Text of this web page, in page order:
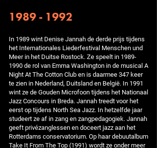
1989 - 1992
In 1989 wint Denise Jannah de derde prijs tijdens
het Internationales Liederfestival Menschen und
Meer in het Duitse Rostock. Ze speelt in 1989-
1990 de rol van Emma Washington in de musical A
Night At The Cotton Club en is daarmee 347 keer
te zien in Nederland, Duitsland en België. In 1991
wint ze de Gouden Microfoon tijdens het Nationaal
Jazz Concours in Breda. Jannah treedt voor het
eerst op tijdens North Sea Jazz. In hetzelfde jaar
studeert ze af in zang en zangpedagogiek. Jannah
geeft privézanglessen en doceert jazz aan het
Rotterdams conservatorium. Op haar debuutalbum
Take It From The Top (1991) wordt ze onder meer